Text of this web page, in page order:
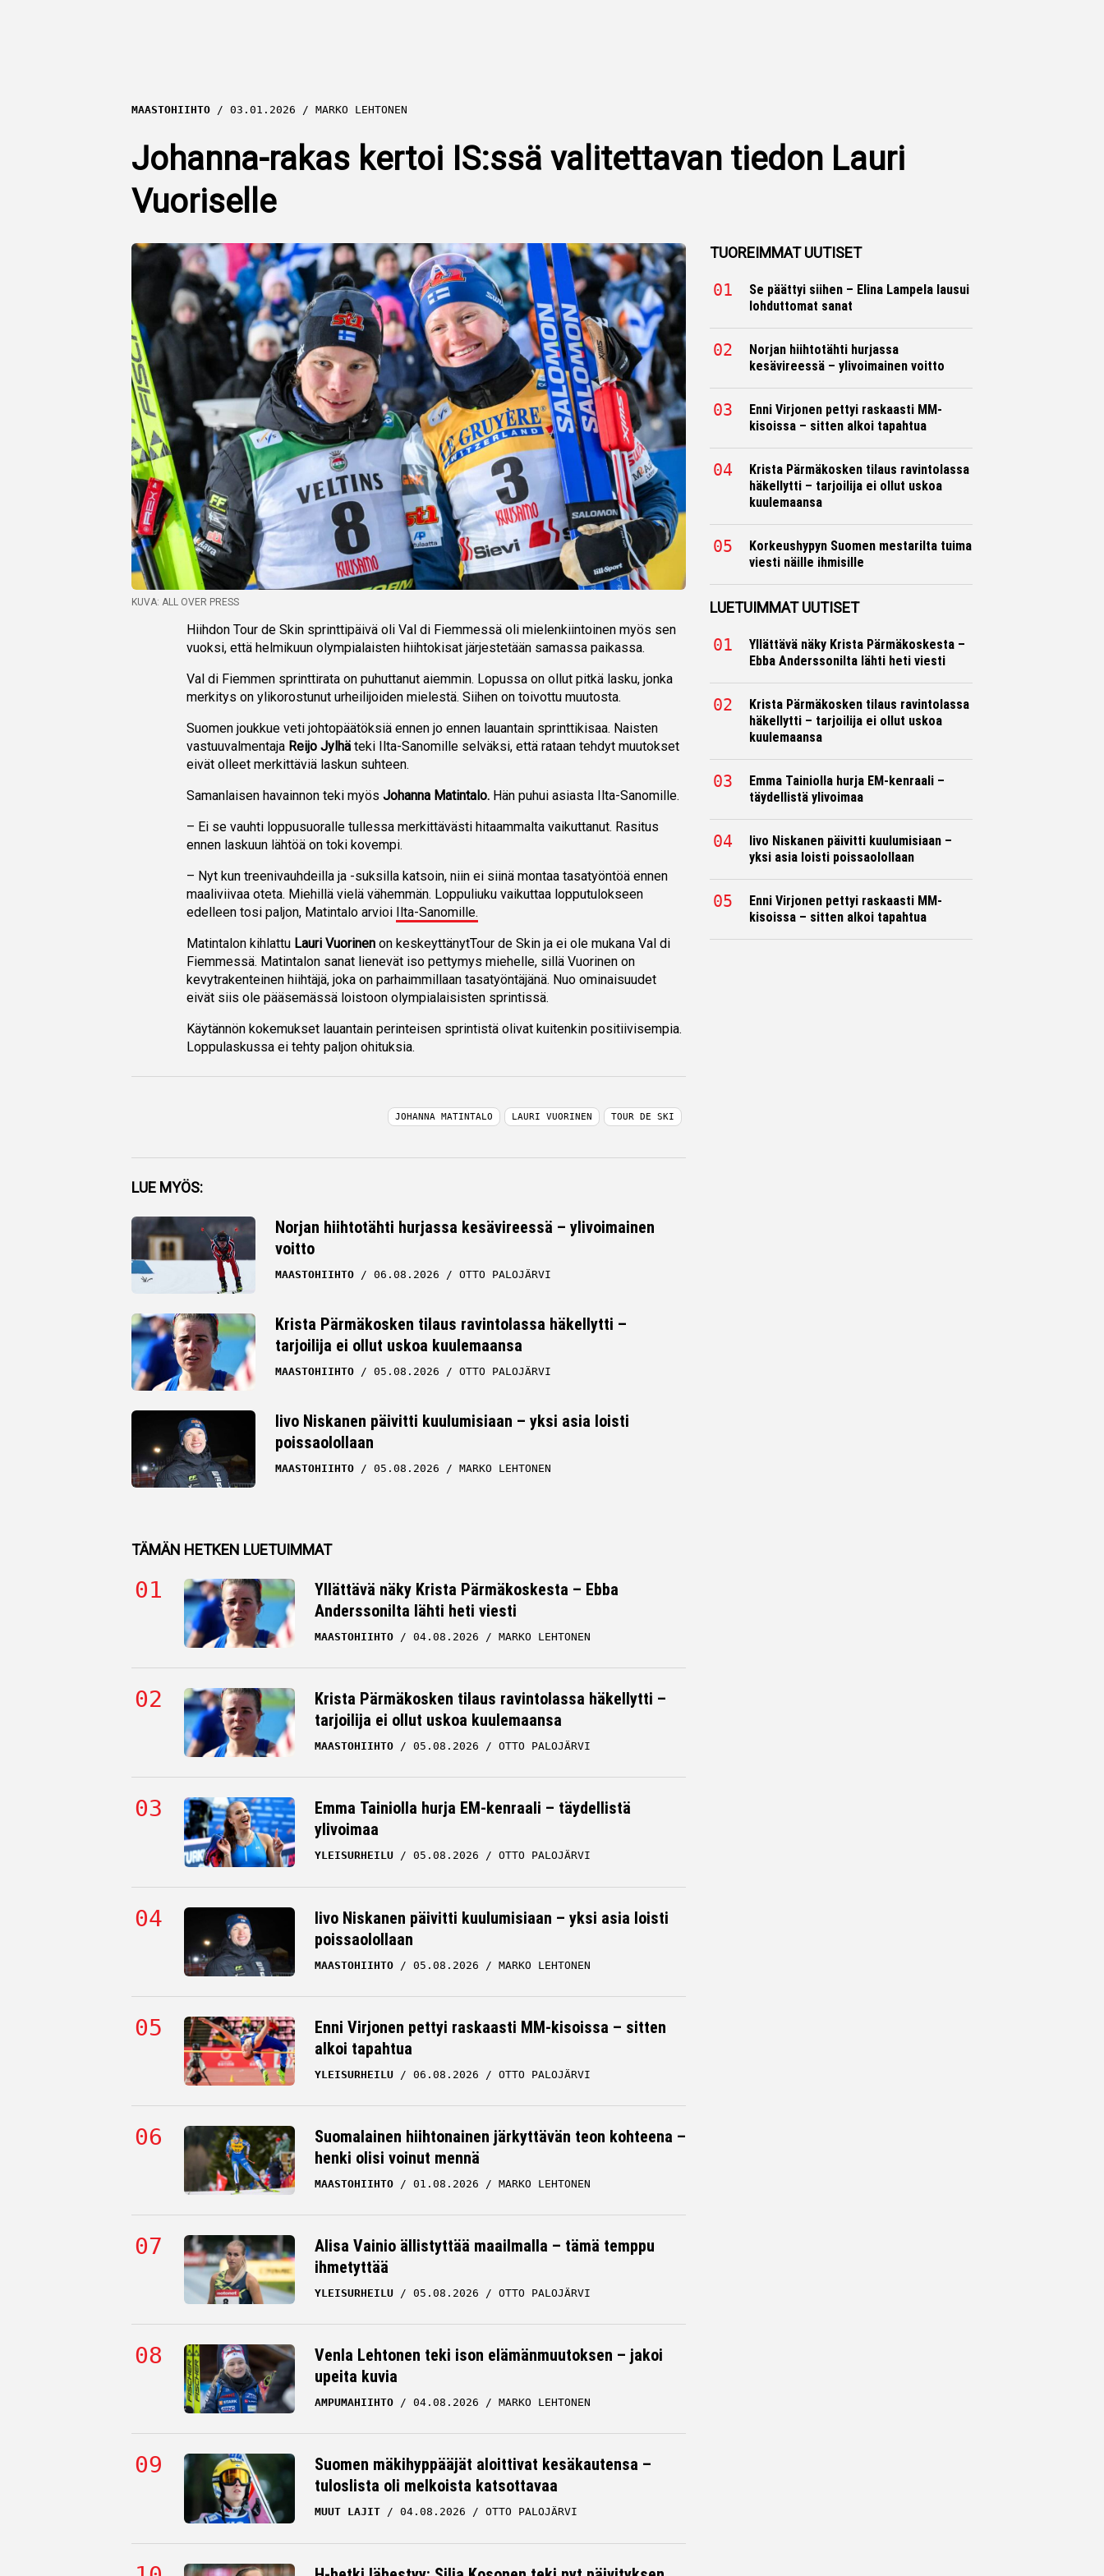
MAASTOHIIHTO 03.01.2026 MARKO LEHTONEN
Johanna-rakas kertoi IS:ssä valitettavan tiedon Lauri
Vuoriselle
KUVA: ALL OVER PRESS
Hiihdon Tour de Skin sprinttipäivä oli Val di Fiemmessä oli mielenkiintoinen myös sen
vuoksi, että helmikuun olympialaisten hiihtokisat järjestetään samassa paikassa.
Val di Fiemmen sprinttirata on puhuttanut aiemmin. Lopussa on ollut pitkä lasku, jonka
merkitys on ylikorostunut urheilijoiden mielestä. Siihen on toivottu muutosta.
Suomen joukkue veti johtopäätöksiä ennen jo ennen lauantain sprinttikisaa. Naisten
vastuuvalmentaja Reijo Jylhäteki Ilta-Sanomille selväksi, että rataan tehdyt muutokset
eivät olleet merkittäviä laskun suhteen.
Samanlaisen havainnon teki myösJohanna Matintalo. Hän puhui asiasta Ilta-Sanomille.
– Ei se vauhti loppusuoralle tullessa merkittävästi hitaammalta vaikuttanut. Rasitus
ennen laskuun lähtöä on toki kovempi.
– Nyt kun treenivauhdeilla ja -suksilla katsoin, niin ei siinä montaa tasatyöntöä ennen
maaliviivaa oteta. Miehillä vielä vähemmän. Loppuliuku vaikuttaa lopputulokseen
edelleen tosi paljon, Matintalo arvioi Ilta-Sanomille.
Matintalon kihlattu Lauri Vuorinenon keskeyttänytTour de Skin ja ei ole mukana Val di
Fiemmessä. Matintalon sanat lienevät iso pettymys miehelle, sillä Vuorinen on
kevytrakenteinen hiihtäjä, joka on parhaimmillaan tasatyöntäjänä. Nuo ominaisuudet
eivät siis ole pääsemässä loistoon olympialaisisten sprintissä.
Käytännön kokemukset lauantain perinteisen sprintistä olivat kuitenkin positiivisempia.
Loppulaskussa ei tehty paljon ohituksia.
Facebook
Twitter
Whatsapp
JOHANNA MATINTALO LAURI VUORINEN TOUR DE SKI
LUE MYÖS:
Norjan hiihtotähti hurjassa kesävireessä – ylivoimainen
voitto
MAASTOHIIHTO 06.08.2026 OTTO PALOJÄRVI
Krista Pärmäkosken tilaus ravintolassa häkellytti –
tarjoilija ei ollut uskoa kuulemaansa
MAASTOHIIHTO 05.08.2026 OTTO PALOJÄRVI
Iivo Niskanen päivitti kuulumisiaan – yksi asia loisti
poissaolollaan
MAASTOHIIHTO 05.08.2026 MARKO LEHTONEN
TÄMÄN HETKEN LUETUIMMAT
Yllättävä näky Krista Pärmäkoskesta – Ebba
Anderssonilta lähti heti viesti
MAASTOHIIHTO 04.08.2026 MARKO LEHTONEN
Krista Pärmäkosken tilaus ravintolassa häkellytti –
tarjoilija ei ollut uskoa kuulemaansa
MAASTOHIIHTO 05.08.2026 OTTO PALOJÄRVI
Emma Tainiolla hurja EM-kenraali – täydellistä
ylivoimaa
YLEISURHEILU 05.08.2026 OTTO PALOJÄRVI
Iivo Niskanen päivitti kuulumisiaan – yksi asia loisti
poissaolollaan
MAASTOHIIHTO 05.08.2026 MARKO LEHTONEN
Enni Virjonen pettyi raskaasti MM-kisoissa – sitten
alkoi tapahtua
YLEISURHEILU 06.08.2026 OTTO PALOJÄRVI
Suomalainen hiihtonainen järkyttävän teon kohteena –
henki olisi voinut mennä
MAASTOHIIHTO 01.08.2026 MARKO LEHTONEN
Alisa Vainio ällistyttää maailmalla – tämä temppu
ihmetyttää
YLEISURHEILU 05.08.2026 OTTO PALOJÄRVI
Venla Lehtonen teki ison elämänmuutoksen – jakoi
upeita kuvia
AMPUMAHIIHTO 04.08.2026 MARKO LEHTONEN
Suomen mäkihyppääjät aloittivat kesäkautensa –
tuloslista oli melkoista katsottavaa
MUUT LAJIT 04.08.2026 OTTO PALOJÄRVI
TUOREIMMAT UUTISET
Se päättyi siihen – Elina Lampela lausui
lohduttomat sanat
Norjan hiihtotähti hurjassa
kesävireessä – ylivoimainen voitto
Enni Virjonen pettyi raskaasti MM-
kisoissa – sitten alkoi tapahtua
Krista Pärmäkosken tilaus ravintolassa
häkellytti – tarjoilija ei ollut uskoa
kuulemaansa
Korkeushypyn Suomen mestarilta tuima
viesti näille ihmisille
LUETUIMMAT UUTISET
Yllättävä näky Krista Pärmäkoskesta –
Ebba Anderssonilta lähti heti viesti
Krista Pärmäkosken tilaus ravintolassa
häkellytti – tarjoilija ei ollut uskoa
kuulemaansa
Emma Tainiolla hurja EM-kenraali –
täydellistä ylivoimaa
Iivo Niskanen päivitti kuulumisiaan –
yksi asia loisti poissaolollaan
Enni Virjonen pettyi raskaasti MM-
kisoissa – sitten alkoi tapahtua